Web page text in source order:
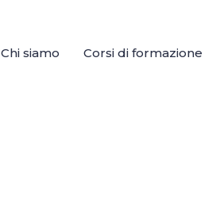
Chi siamo Corsi di formazione